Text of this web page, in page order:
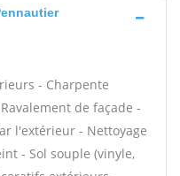
- Charpente
de façade -
l'extérieur - Nettoyage
- Sol souple (vinyle,